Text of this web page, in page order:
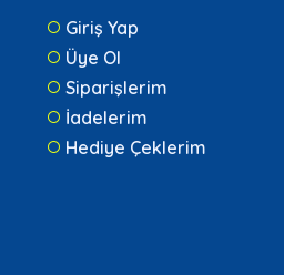
Giriş Yap
Üye Ol
Siparişlerim
İadelerim
Hediye Çeklerim